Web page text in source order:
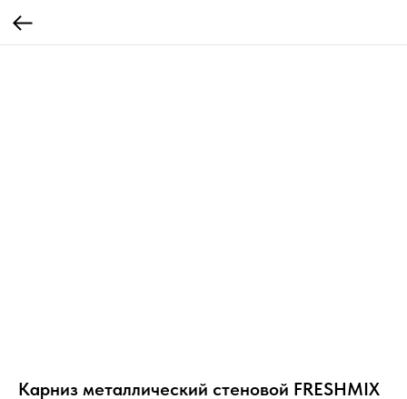
Карниз металлический стеновой FRESHMIX